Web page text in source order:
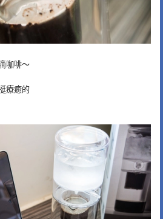
咖啡～
療癒的